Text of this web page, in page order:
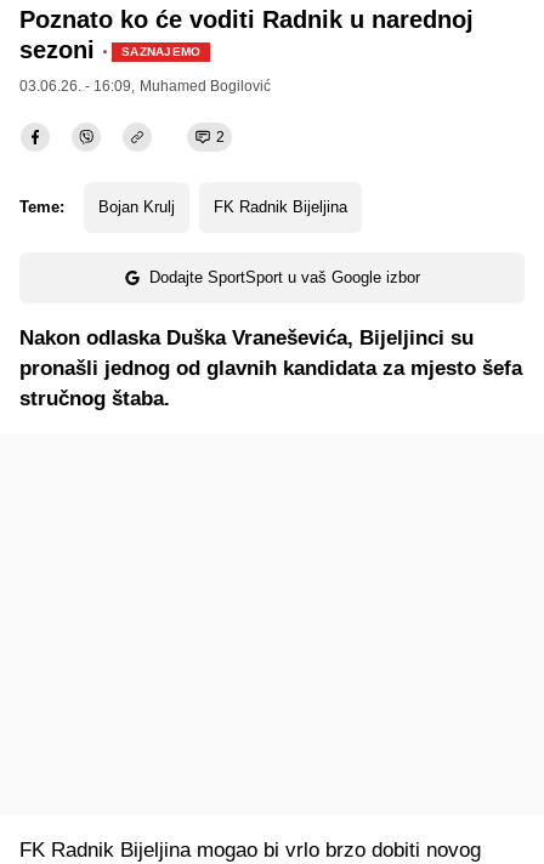
Poznato ko će voditi Radnik u narednoj
sezoni · SAZNAJEMO
03.06.26. - 16:09, Muhamed Bogilović
2
Teme: Bojan Krulj FK Radnik Bijeljina
Dodajte SportSport u vaš Google izbor
Nakon odlaska Duška Vraneševića, Bijeljinci su
pronašli jednog od glavnih kandidata za mjesto šefa
stručnog štaba.
FK Radnik Bijeljina mogao bi vrlo brzo dobiti novog